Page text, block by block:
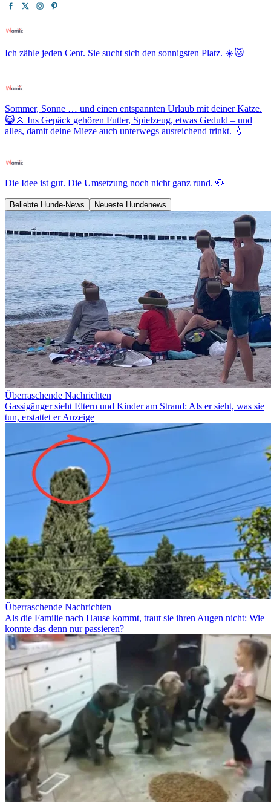
Ich zähle jeden Cent. Sie sucht sich den sonnigsten Platz. ☀️🐱
Sommer, Sonne … und einen entspannten Urlaub mit deiner Katze.
😺🌞 Ins Gepäck gehören Futter, Spielzeug, etwas Geduld – und
alles, damit deine Mieze auch unterwegs ausreichend trinkt. 💧
Die Idee ist gut. Die Umsetzung noch nicht ganz rund. 🐶
Beliebte Hunde-News Neueste Hundenews
Überraschende Nachrichten
Gassigänger sieht Eltern und Kinder am Strand: Als er sieht, was sie
tun, erstattet er Anzeige
Überraschende Nachrichten
Als die Familie nach Hause kommt, traut sie ihren Augen nicht: Wie
konnte das denn nur passieren?